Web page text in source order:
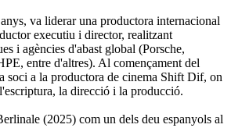
va liderar una productora internacional
executiu i director, realitzant
i agències d'abast global (Porsche,
entre d'altres). Al començament del
soci a la productora de cinema Shift Dif, on
la direcció i la producció.
(2025) com un dels deu espanyols al